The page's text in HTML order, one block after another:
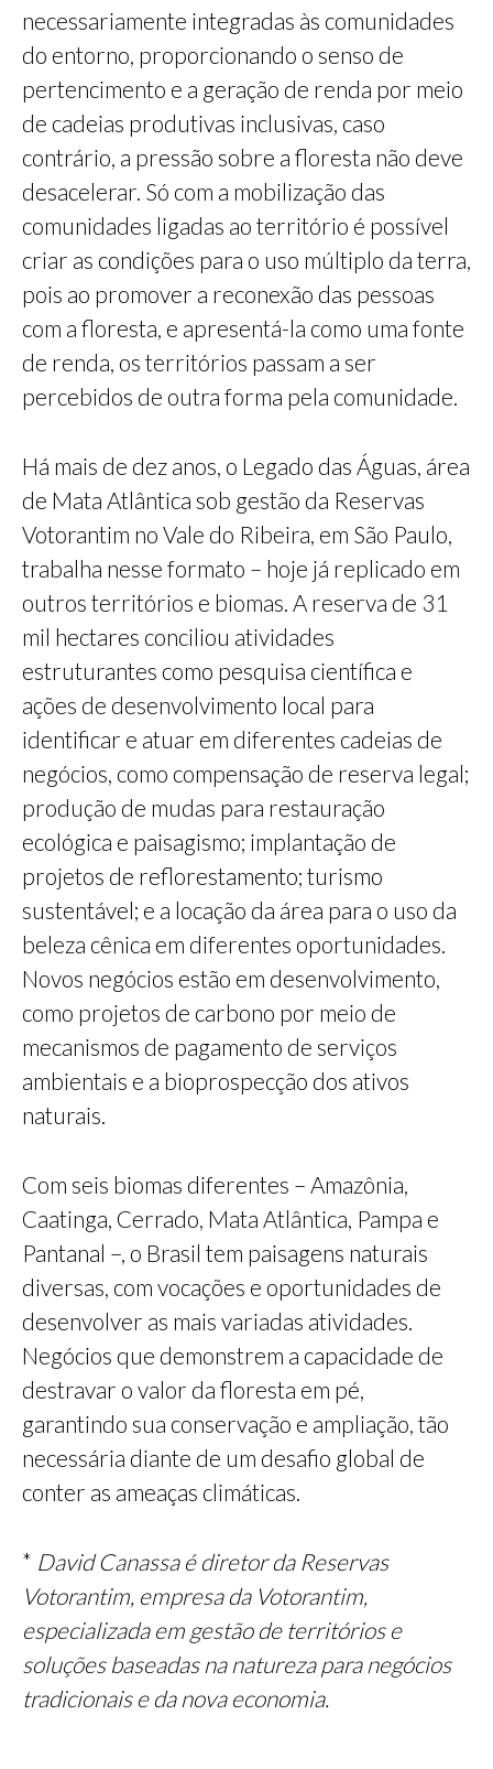
necessariamente integradas às comunidades
do entorno, proporcionando o senso de
pertencimento e a geração de renda por meio
de cadeias produtivas inclusivas, caso
contrário, a pressão sobre a floresta não deve
desacelerar. Só com a mobilização das
comunidades ligadas ao território é possível
criar as condições para o uso múltiplo da terra,
pois ao promover a reconexão das pessoas
com a floresta, e apresentá-la como uma fonte
de renda, os territórios passam a ser
percebidos de outra forma pela comunidade.
Há mais de dez anos, o Legado das Águas, área
de Mata Atlântica sob gestão da Reservas
Votorantim no Vale do Ribeira, em São Paulo,
trabalha nesse formato – hoje já replicado em
outros territórios e biomas. A reserva de 31
mil hectares conciliou atividades
estruturantes como pesquisa científica e
ações de desenvolvimento local para
identificar e atuar em diferentes cadeias de
negócios, como compensação de reserva legal;
produção de mudas para restauração
ecológica e paisagismo; implantação de
projetos de reflorestamento; turismo
sustentável; e a locação da área para o uso da
beleza cênica em diferentes oportunidades.
Novos negócios estão em desenvolvimento,
como projetos de carbono por meio de
mecanismos de pagamento de serviços
ambientais e a bioprospecção dos ativos
naturais.
Com seis biomas diferentes – Amazônia,
Caatinga, Cerrado, Mata Atlântica, Pampa e
Pantanal –, o Brasil tem paisagens naturais
diversas, com vocações e oportunidades de
desenvolver as mais variadas atividades.
Negócios que demonstrem a capacidade de
destravar o valor da floresta em pé,
garantindo sua conservação e ampliação, tão
necessária diante de um desafio global de
conter as ameaças climáticas.
* David Canassa é diretor da Reservas
Votorantim, empresa da Votorantim,
especializada em gestão de territórios e
soluções baseadas na natureza para negócios
tradicionais e da nova economia.